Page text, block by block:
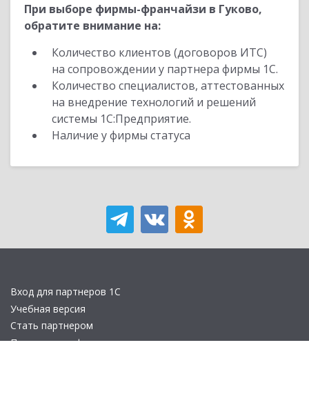
При выборе фирмы-франчайзи в Гуково,
обратите внимание на:
Количество клиентов (договоров ИТС)
на сопровождении у партнера фирмы 1С.
Количество специалистов, аттестованных
на внедрение технологий и решений
системы 1С:Предприятие.
Наличие у фирмы статуса
Вход для партнеров 1С
Учебная версия
Стать партнером
Политика конфиденциальности